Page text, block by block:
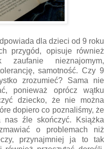
dla dzieci od 9 roku
przygód, opisuje również
nieznajomym,
samotność. Czy 9
zrozumieć? Sama nie
ponieważ oprócz wątku
dziecko, że nie można
dopiero co poznaliśmy, że
źle skończyć. Książka
o problemach niż
przynajmniej ja to tak